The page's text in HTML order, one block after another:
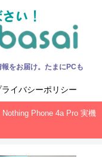
をお届け。たまにPCも
ライバシーポリシー
Phone 4a Pro 実機